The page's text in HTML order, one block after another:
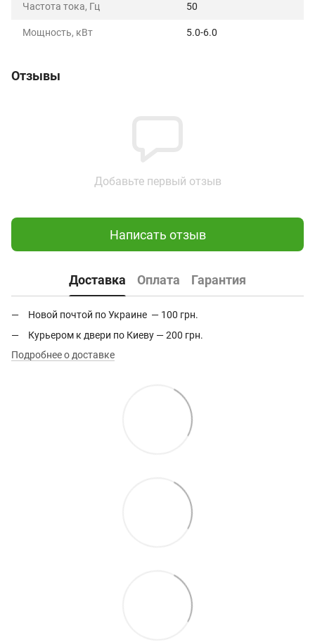
Частота тока, Гц 50
Мощность, кВт 5.0-6.0
Отзывы
Добавьте первый отзыв
Написать отзыв
Доставка Оплата Гарантия
Новой почтой по Украине — 100 грн.
Курьером к двери по Киеву — 200 грн.
Подробнее о доставке